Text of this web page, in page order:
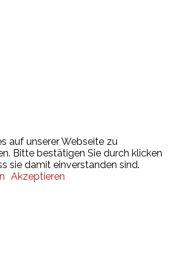
auf unserer Webseite zu
Bitte bestätigen Sie durch klicken
sie damit einverstanden sind.
Akzeptieren